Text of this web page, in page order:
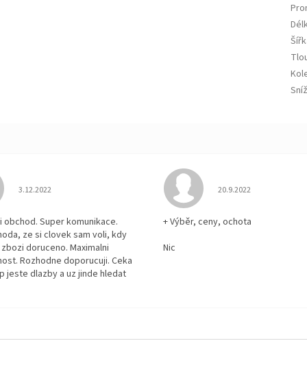
Hodnocení obchodu je 5 z 5 hvězdiček.
3.12.2022
Super komunikace.
ze si clovek sam voli, kdy
doruceno. Maximalni
Rozhodne doporucuji. Ceka
jeste dlazby a uz jinde hledat
Hodnocení obchodu
20.9.2022
+ Výběr, ceny, ochota
Nic